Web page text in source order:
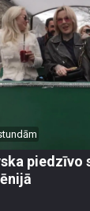
piedzīvo